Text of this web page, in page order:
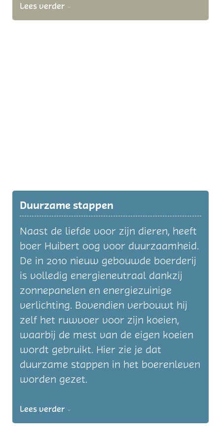
Lees verder
Duurzame stappen
Naast de liefde voor zijn dieren, heeft
boer Huibert oog voor duurzaamheid.
De in 2010 nieuw gebouwde boerderij
is volledig energieneutraal dankzij
zonnepanelen en energiezuinige
verlichting. Bovendien verbouwt hij
zelf het ruwvoer voor zijn koeien,
waarbij de mest van de eigen koeien
wordt gebruikt. Hier zie je dat
duurzame stappen in het boerenleven
worden gezet.
Lees verder